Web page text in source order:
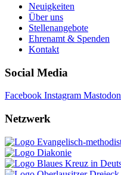
Neuigkeiten
Über uns
Stellenangebote
Ehrenamt & Spenden
Kontakt
Social Media
Facebook Instagram Mastodon
Netzwerk